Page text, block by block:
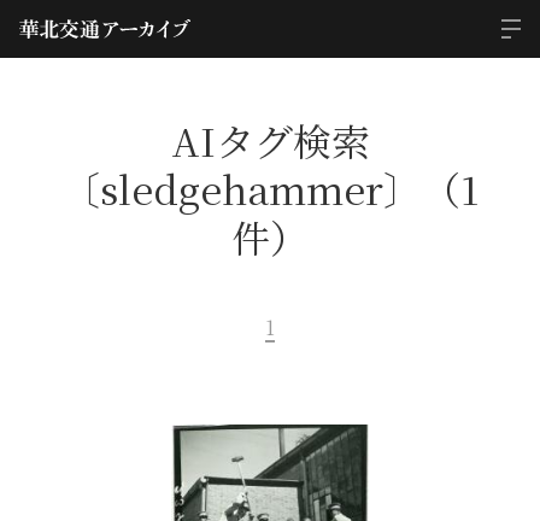
AIタグ検索
〔sledgehammer〕（1
件）
1